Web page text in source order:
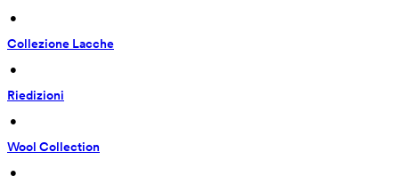
•
Collezione Lacche
•
Riedizioni
•
Wool Collection
•